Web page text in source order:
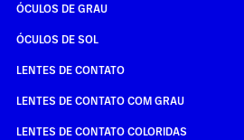
ÓCULOS DE GRAU
ÓCULOS DE SOL
LENTES DE CONTATO
LENTES DE CONTATO COM GRAU
LENTES DE CONTATO COLORIDAS